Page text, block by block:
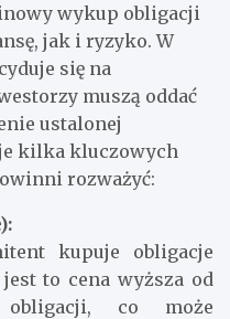
wykup obligacji
jak i ryzyko. W
się na
muszą oddać
ustalonej
kilka kluczowych
rozważyć:
kupuje obligacje
to cena wyższa od
obligacji, co może